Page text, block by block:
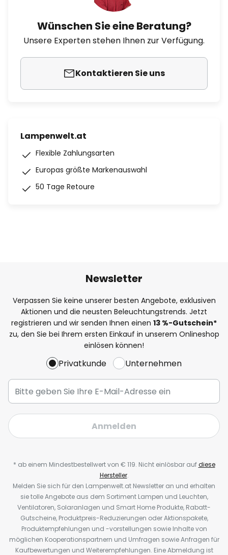
Wünschen Sie eine Beratung?
Unsere Experten stehen Ihnen zur Verfügung.
Kontaktieren Sie uns
Lampenwelt.at
Flexible Zahlungsarten
Europas größte Markenauswahl
50 Tage Retoure
Newsletter
Verpassen Sie keine unserer besten Angebote, exklusiven
Aktionen und die neusten Beleuchtungstrends. Jetzt
registrieren und wir senden Ihnen einen 13 %-Gutschein*
zu, den Sie bei Ihrem ersten Einkauf in unserem Onlineshop
einlösen können!
Privatkunde Unternehmen
Anmelden
* ab einem Mindestbestellwert von € 119. Nicht einlösbar aufdiese
Hersteller.
Melden Sie sich für den Lampenwelt.at Newsletter an und erhalten
sie tolle Angebote aus dem Sortiment Lampen und Leuchten,
Ventilatoren, Solaranlagen und Smart Home Produkte, Rabatt-
Gutscheine, Produktpreis-Reduzierungen oder Aktionspakete,
Produktempfehlungen und -vorstellungen sowie Inhalte von
möglichen Kooperationspartnern und Umfragen sowie Anfragen für
Kaufbewertungen und Weiterempfehlungen. Eine Abmeldung ist